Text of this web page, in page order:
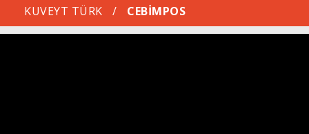
KUVEYT TÜRK / CEBIMPOS